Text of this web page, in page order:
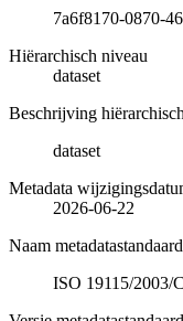
7a6f8170-0870-
Hiërarchisch niveau
dataset
Beschrijving
dataset
Metadata
2026-06-22
Naam metadatastandaard
ISO 19115/2003/